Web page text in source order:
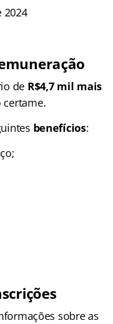
2024
de R$4,7 mil mais
benefícios:
sobre as